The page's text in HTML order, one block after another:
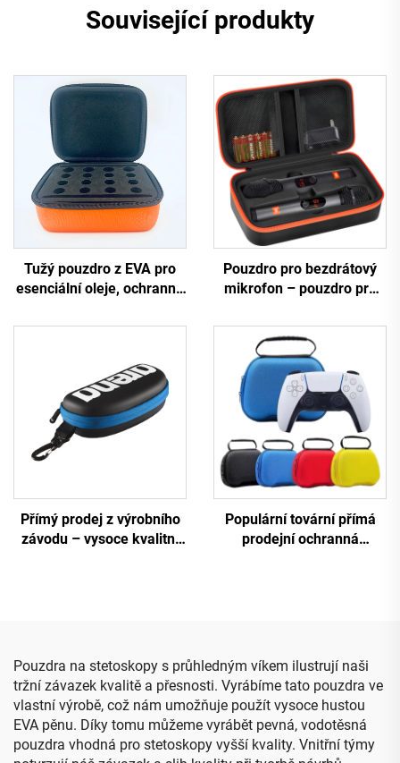
Související produkty
Tužý pouzdro z EVA pro
esenciální oleje, ochranná
esenciálními oleji
Pouzdro pro bezdrátový
mikrofon – pouzdro pro
taštička pro ruční
dvoumikrofonový systém
Přímý prodej z výrobního
závodu – vysoce kvalitní
balení pro brýle
Populární tovární přímá
prodejní ochranná
Pouzdra na stetoskopy s průhledným víkem ilustrují naši
tržní závazek kvalitě a přesnosti. Vyrábíme tato pouzdra ve
vlastní výrobě, což nám umožňuje použít vysoce hustou
EVA pěnu. Díky tomu můžeme vyrábět pevná, vodotěsná
pouzdra vhodná pro stetoskopy vyšší kvality. Vnitřní týmy